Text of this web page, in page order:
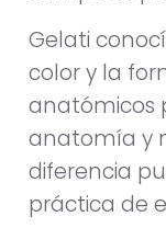
Gelati
color y la
anatómicos
anatomía y
diferencia
práctica de